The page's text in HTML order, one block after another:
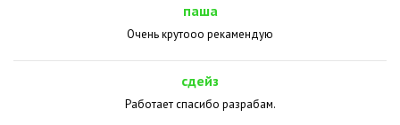
паша
Очень крутооо рекамендую
сдейз
Работает спасибо разрабам.